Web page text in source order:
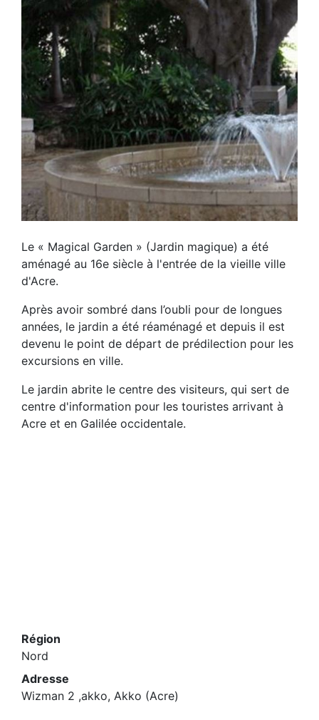
Le « Magical Garden » (Jardin magique) a été
aménagé au 16e siècle à l'entrée de la vieille ville
d'Acre.
Après avoir sombré dans l’oubli pour de longues
années, le jardin a été réaménagé et depuis il est
devenu le point de départ de prédilection pour les
excursions en ville.
Le jardin abrite le centre des visiteurs, qui sert de
centre d'information pour les touristes arrivant à
Acre et en Galilée occidentale.
Région
Nord
Adresse
Wizman 2 ,akko, Akko (Acre)